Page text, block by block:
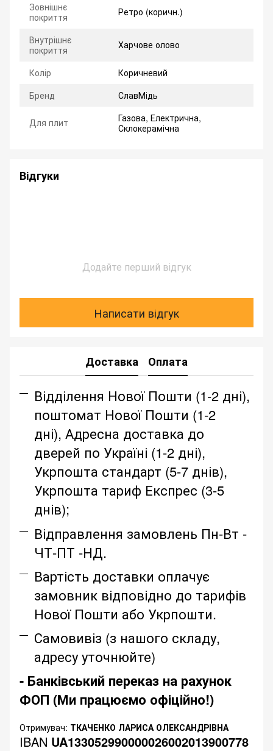
Зовнішнє
покриття
Ретро (коричн.)
Внутрішнє
покриття
Харчове олово
Колір
Коричневий
Бренд
СлавМідь
Для плит
Газова, Електрична,
Склокерамічна
Відгуки
Додайте перший відгук
Написати відгук
Доставка Оплата
Відділення Нової Пошти (1-2 дні),
поштомат Нової Пошти (1-2
дні), Адресна доставка до
дверей по Україні (1-2 дні),
Укрпошта стандарт (5-7 днів),
Укрпошта тариф Експрес (3-5
днів);
Відправлення замовлень Пн-Вт -
ЧТ-ПТ -НД.
Вартість доставки оплачує
замовник відповідно до тарифів
Нової Пошти або Укрпошти.
Самовивіз (з нашого складу,
адресу уточнюйте)
- Банківський переказ на рахунок
ФОП (Ми працюємо офіційно!)
Отримувач: ТКАЧЕНКО ЛАРИСА ОЛЕКСАНДРІВНА
IBAN UA133052990000026002013900778